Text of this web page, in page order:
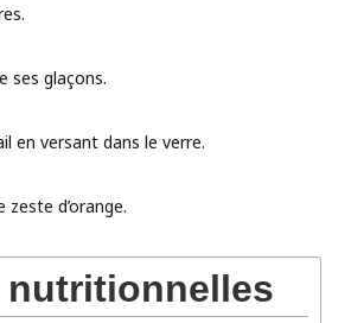
ses glaçons.
en versant dans le verre.
zeste d’orange.
nutritionnelles